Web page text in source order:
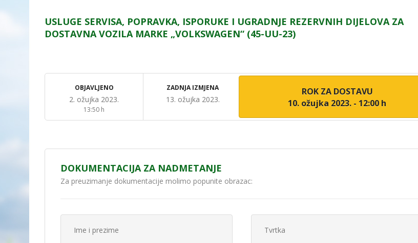
USLUGE SERVISA, POPRAVKA, ISPORUKE I UGRADNJE REZERVNIH DIJELOVA ZA
DOSTAVNA VOZILA MARKE „VOLKSWAGEN“ (45-UU-23)
OBJAVLJENO
2. ožujka 2023.
13:50 h
ZADNJA IZMJENA
13. ožujka 2023.
ROK ZA DOSTAVU
10. ožujka 2023. - 12:00 h
DOKUMENTACIJA ZA NADMETANJE
Za preuzimanje dokumentacije molimo popunite obrazac: